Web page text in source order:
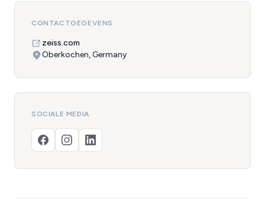
CONTACTGEGEVENS
zeiss.com
Oberkochen, Germany
SOCIALE MEDIA